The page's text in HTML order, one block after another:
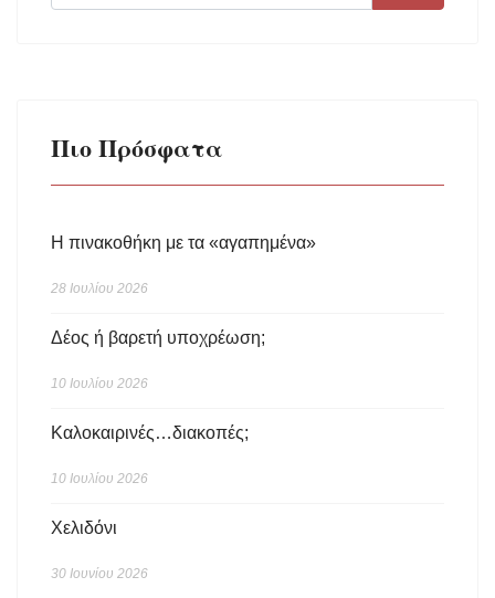
Πιο Πρόσφατα
Η πινακοθήκη με τα «αγαπημένα»
28 Ιουλίου 2026
Δέος ή βαρετή υποχρέωση;
10 Ιουλίου 2026
Καλοκαιρινές…διακοπές;
10 Ιουλίου 2026
Χελιδόνι
30 Ιουνίου 2026